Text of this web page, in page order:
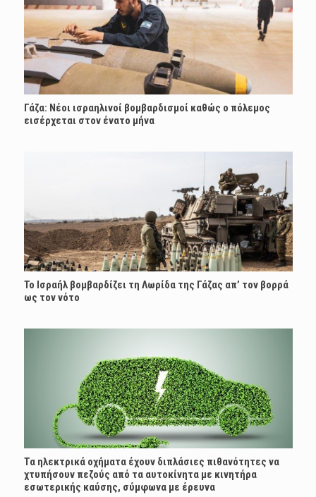
Γάζα: Νέοι ισραηλινοί βομβαρδισμοί καθώς ο πόλεμος
εισέρχεται στον ένατο μήνα
Το Ισραήλ βομβαρδίζει τη Λωρίδα της Γάζας απ’ τον βορρά
ως τον νότο
Τα ηλεκτρικά οχήματα έχουν διπλάσιες πιθανότητες να
χτυπήσουν πεζούς από τα αυτοκίνητα με κινητήρα
εσωτερικής καύσης, σύμφωνα με έρευνα